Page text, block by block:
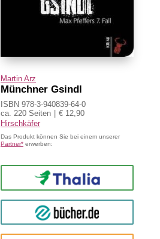
Martin Arz
Münchner Gsindl
ISBN 978-3-940839-64-0
ca. 220 Seiten
€ 12,90
Hirschkäfer
Das Produkt können Sie bei einem unserer
Partner* erwerben:
Thalia
buecher.de